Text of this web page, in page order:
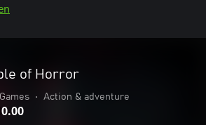
of Horror
• Action & adventure